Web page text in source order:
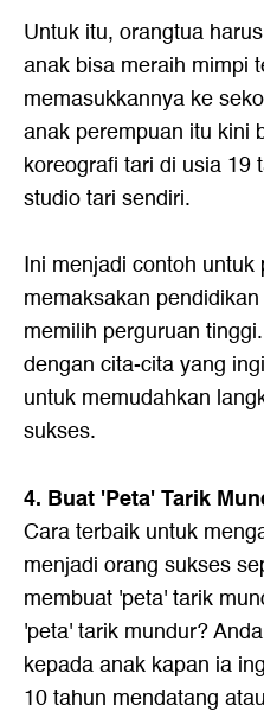
Untuk itu, orangtua
anak bisa meraih mimpi
memasukkannya ke
anak perempuan itu kini
koreografi tari di usia 19
studio tari sendiri.
Ini menjadi contoh
memaksakan
memilih perguruan
dengan cita-cita yang
untuk memudahkan
sukses.
4. Buat 'Peta' Tarik
Cara terbaik untuk
menjadi orang sukses
membuat 'peta' tarik
'peta' tarik mundur?
kepada anak kapan ia
10 tahun mendatang